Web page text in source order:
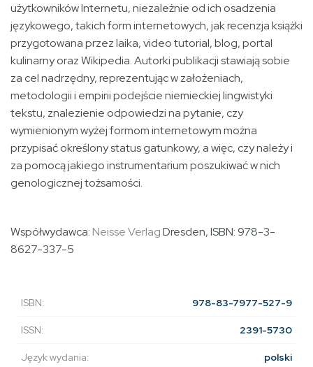
użytkowników Internetu, niezależnie od ich osadzenia
językowego, takich form internetowych, jak recenzja książki
przygotowana przez laika, video tutorial, blog, portal
kulinarny oraz Wikipedia. Autorki publikacji stawiają sobie
za cel nadrzędny, reprezentując w założeniach,
metodologii i empirii podejście niemieckiej lingwistyki
tekstu, znalezienie odpowiedzi na pytanie, czy
wymienionym wyżej formom internetowym można
przypisać określony status gatunkowy, a więc, czy należy i
za pomocą jakiego instrumentarium poszukiwać w nich
genologicznej tożsamości.
Współwydawca: Neisse VerlagDresden, ISBN: 978-3-
8627-337-5
ISBN: 978-83-7977-527-9
ISSN: 2391-5730
Język wydania: polski